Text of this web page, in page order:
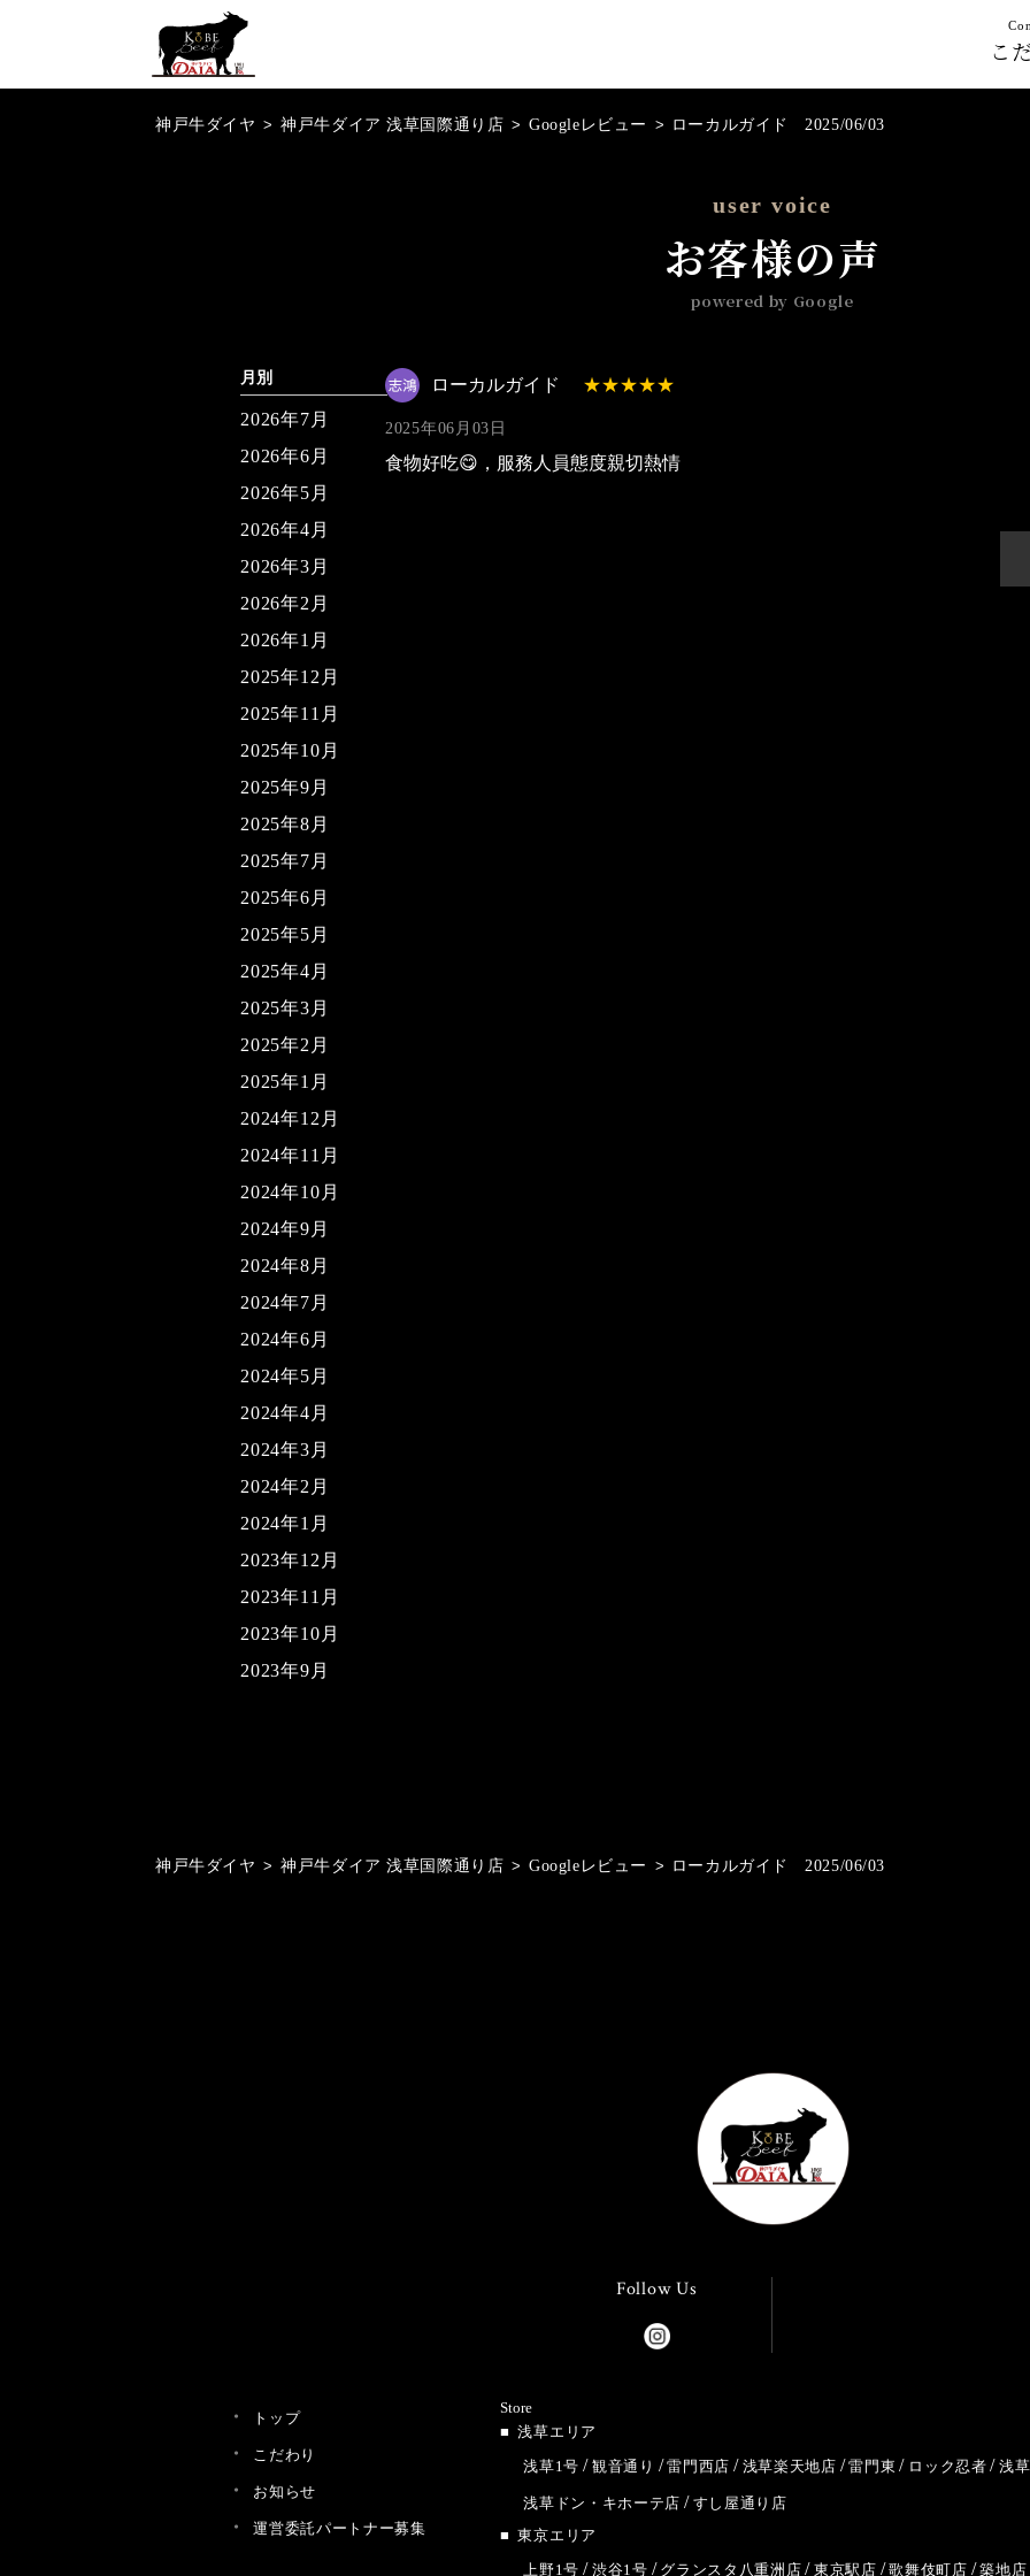
こ
神戸牛ダイヤ > 神戸牛ダイア 浅草国際通り店 > Googleレビュー > ローカルガイド 2025/06/03
user voice
お客様の声
powered by Google
ローカルガイド
2025年06月03日
食物好吃😋，服務人員態度親切熱情
月別
2026年7月
2026年6月
2026年5月
2026年4月
2026年3月
2026年2月
2026年1月
2025年12月
2025年11月
2025年10月
2025年9月
2025年8月
2025年7月
2025年6月
2025年5月
2025年4月
2025年3月
2025年2月
2025年1月
2024年12月
2024年11月
2024年10月
2024年9月
2024年8月
2024年7月
2024年6月
2024年5月
2024年4月
2024年3月
2024年2月
2024年1月
2023年12月
2023年11月
2023年10月
2023年9月
神戸牛ダイヤ > 神戸牛ダイア 浅草国際通り店 > Googleレビュー > ローカルガイド 2025/06/03
Follow Us
トップ
こだわり
お知らせ
運営委託パートナー募集
Store
浅草エリア
浅草1号
観音通り 雷門西店 浅草楽天地店 雷門東 ロック忍者 浅
浅草ドン・キホーテ店
すし屋通り店
東京エリア
上野1号
渋谷1号 グランスタ八重洲店 東京駅店 歌舞伎町店 築地店